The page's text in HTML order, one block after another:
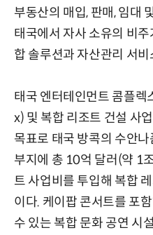
부동산의 매입, 판매, 임대
태국에서 자사 소유의 비
합 솔루션과 자산관리 서
태국 엔터테인먼트 콤플
x) 및 복합 리조트 건설 사
목표로 태국 방콕의 수안
부지에 총 10억 달러(약 1
트 사업비를 투입해 복합
이다. 케이팝 콘서트를 포
수 있는 복합 문화 공연 시